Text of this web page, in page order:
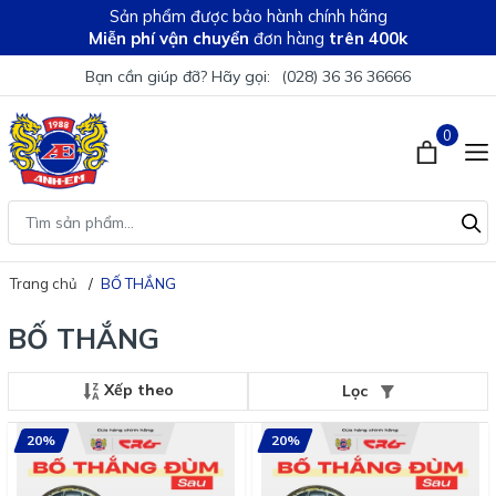
Sản phẩm được bảo hành chính hãng
Miễn phí vận chuyển đơn hàng trên 400k
Bạn cần giúp đỡ? Hãy gọi: (028) 36 36 36666
0
Trang chủ BỐ THẮNG
BỐ THẮNG
Xếp theo Lọc
20% 20%